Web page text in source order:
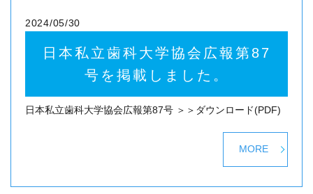
2024/05/30
日本私立歯科大学協会広報第87
号を掲載しました。
日本私立歯科大学協会広報第87号 ＞＞ダウンロード(PDF)
MORE